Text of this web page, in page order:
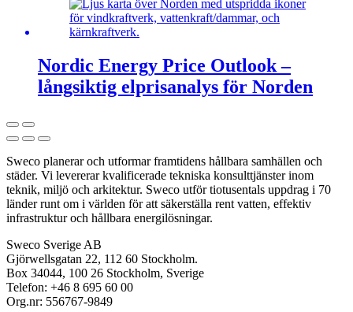
Nordic Energy Price Outlook –
långsiktig elprisanalys för Norden
Sweco planerar och utformar framtidens hållbara samhällen och
städer. Vi levererar kvalificerade tekniska konsulttjänster inom
teknik, miljö och arkitektur. Sweco utför tiotusentals uppdrag i 70
länder runt om i världen för att säkerställa rent vatten, effektiv
infrastruktur och hållbara energilösningar.
Sweco Sverige AB
Gjörwellsgatan 22, 112 60 Stockholm.
Box 34044, 100 26 Stockholm, Sverige
Telefon: +46 8 695 60 00
Org.nr: 556767-9849